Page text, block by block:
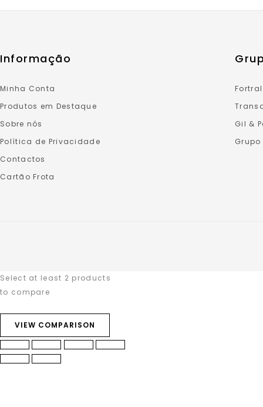
Informação
Minha Conta
Produtos em Destaque
Sobre nós
Política de Privacidade
Contactos
Cartão Frota
Fortral
Gil &
Select at least 2 products
to compare
VIEW COMPARISON